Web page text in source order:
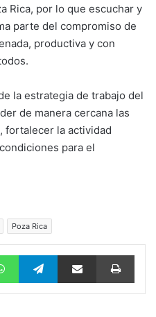
Rica, por lo que escuchar y
parte del compromiso de
productiva y con
la estrategia de trabajo del
de manera cercana las
fortalecer la actividad
para el
Poza Rica
WhatsAppTelegramvía email